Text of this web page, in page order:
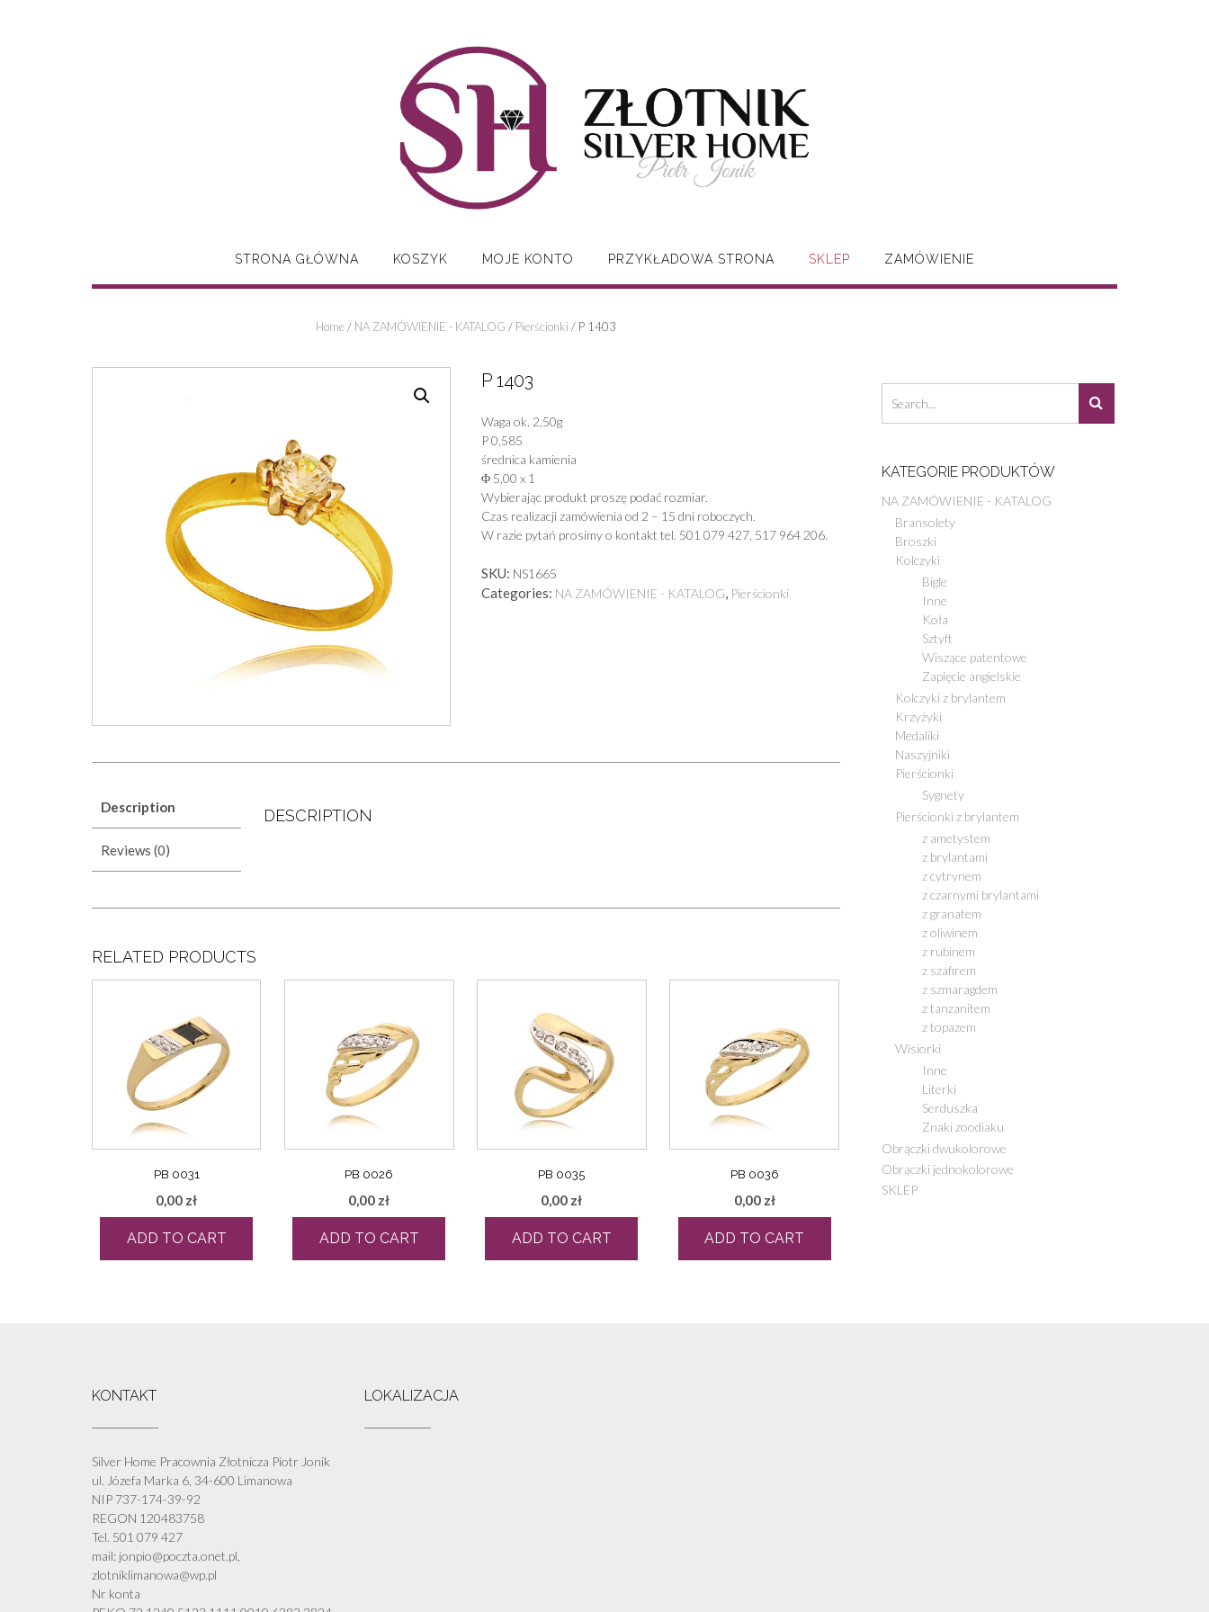
STRONA GŁÓWNA KOSZYK MOJE KONTO PRZYKŁADOWA STRONA SKLEP ZAMÓWIENIE
Home/ NA ZAMÓWIENIE - KATALOG / Pierścionki / P 1403
P 1403
Waga ok. 2,50g
P 0,585
średnica kamienia
Φ 5,00 x 1
Wybierając produkt proszę podać rozmiar.
Czas realizacji zamówienia od 2 – 15 dni roboczych.
W razie pytań prosimy o kontakt tel. 501 079 427, 517 964 206.
SKU: NS1665
Categories: NA ZAMÓWIENIE - KATALOG Pierścionki
Description
Reviews (0)
DESCRIPTION
RELATED PRODUCTS
PB 0031
0,00 zł
ADD TO CART
PB 0026
0,00 zł
ADD TO CART
PB 0035
0,00 zł
ADD TO CART
PB 0036
0,00 zł
ADD TO CART
KATEGORIE PRODUKTÓW
NA ZAMÓWIENIE - KATALOG
Bransolety
Broszki
Kolczyki
Bigle
Inne
Koła
Sztyft
Wiszące patentowe
Zapięcie angielskie
Kolczyki z brylantem
Krzyżyki
Medaliki
Naszyjniki
Pierścionki
Sygnety
Pierścionki z brylantem
z ametystem
z brylantami
z cytrynem
z czarnymi brylantami
z granatem
z oliwinem
z rubinem
z szafirem
z szmaragdem
z tanzanitem
z topazem
Wisiorki
Inne
Literki
Serduszka
Znaki zoodiaku
Obrączki dwukolorowe
Obrączki jednokolorowe
SKLEP
KONTAKT
Silver Home Pracownia Złotnicza Piotr Jonik
ul. Józefa Marka 6, 34-600 Limanowa
NIP 737-174-39-92
REGON 120483758
Tel. 501 079 427
mail: jonpio@poczta.onet.pl,
zlotniklimanowa@wp.pl
Nr konta
LOKALIZACJA